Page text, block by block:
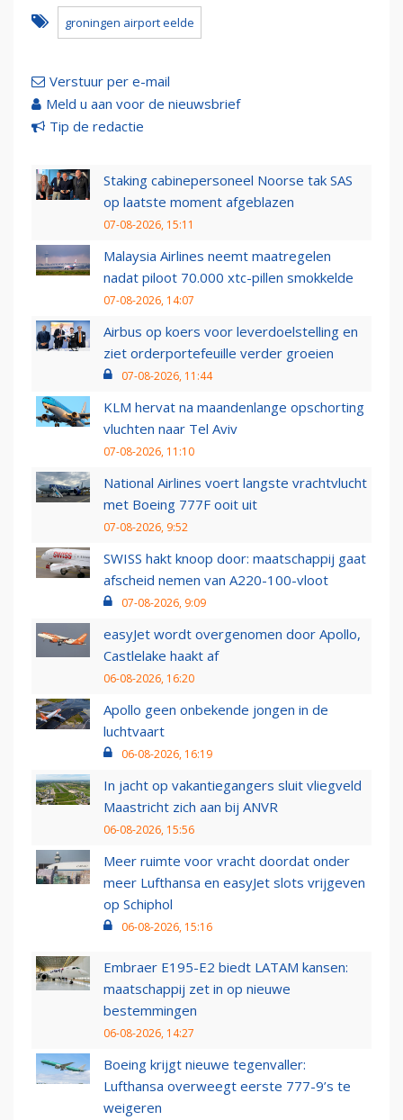
groningen airport eelde
Verstuur per e-mail
Meld u aan voor de nieuwsbrief
Tip de redactie
Staking cabinepersoneel Noorse tak SAS
op laatste moment afgeblazen
07-08-2026, 15:11
Malaysia Airlines neemt maatregelen
nadat piloot 70.000 xtc-pillen smokkelde
07-08-2026, 14:07
Airbus op koers voor leverdoelstelling en
ziet orderportefeuille verder groeien
07-08-2026, 11:44
KLM hervat na maandenlange opschorting
vluchten naar Tel Aviv
07-08-2026, 11:10
National Airlines voert langste vrachtvlucht
met Boeing 777F ooit uit
07-08-2026, 9:52
SWISS hakt knoop door: maatschappij gaat
afscheid nemen van A220-100-vloot
07-08-2026, 9:09
easyJet wordt overgenomen door Apollo,
Castlelake haakt af
06-08-2026, 16:20
Apollo geen onbekende jongen in de
luchtvaart
06-08-2026, 16:19
In jacht op vakantiegangers sluit vliegveld
Maastricht zich aan bij ANVR
06-08-2026, 15:56
Meer ruimte voor vracht doordat onder
meer Lufthansa en easyJet slots vrijgeven
op Schiphol
06-08-2026, 15:16
Embraer E195-E2 biedt LATAM kansen:
maatschappij zet in op nieuwe
bestemmingen
06-08-2026, 14:27
Boeing krijgt nieuwe tegenvaller:
Lufthansa overweegt eerste 777-9’s te
weigeren